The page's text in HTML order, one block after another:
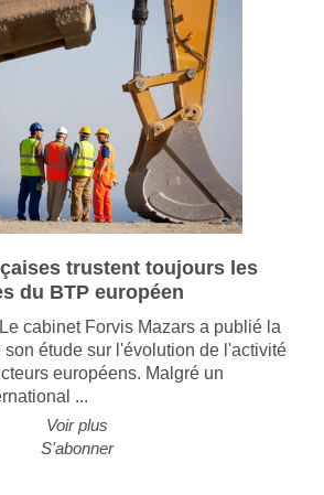
trustent toujours les
du BTP européen
cabinet Forvis Mazars a publié la
étude sur l'évolution de l'activité
européens. Malgré un
...
Voir plus
S'abonner